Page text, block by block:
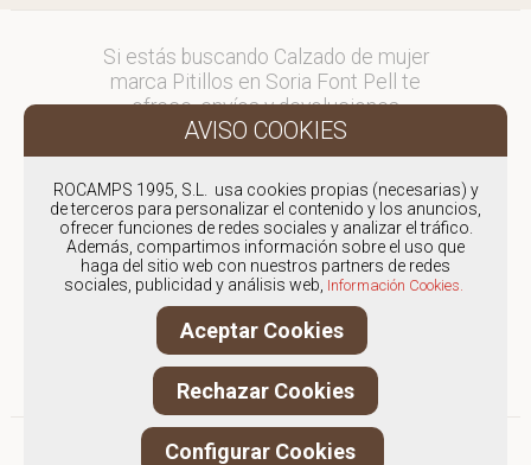
Si estás buscando Calzado de mujer
marca Pitillos en Soria Font Pell te
ofrece, envíos y devoluciones
gratuítos a Península y Baleares,
para otros destinos consultar
en comercial@fontpell.com.
Los envíos a Soria gestionados
entre semana se entregarán en
menos de 48 horas; los pedidos
realizados en fin de semana, el
producto se enviará a partir del
lunes.
ROCAMPS 1995, S.L. usa cookies propias (necesarias) y
de terceros para personalizar el contenido y los anuncios,
ofrecer funciones de redes sociales y analizar el tráfico.
Además, compartimos información sobre el uso que
haga del sitio web con nuestros partners de redes
sociales, publicidad y análisis web, Información Cookies.
Aceptar Cookies
Rechazar Cookies
Configurar Cookies